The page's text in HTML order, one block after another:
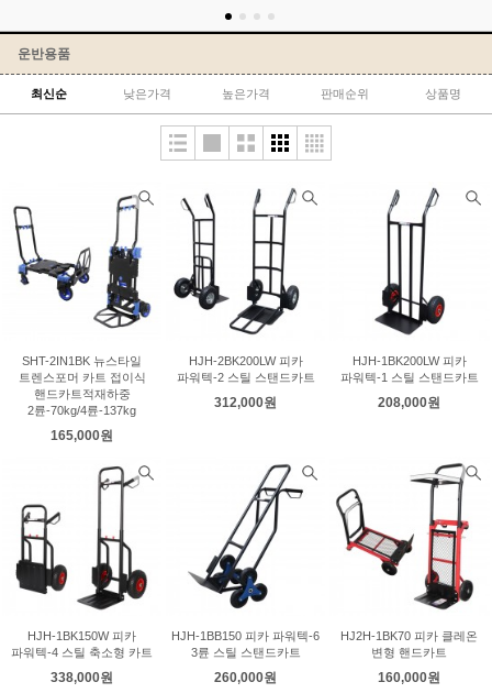
운반용품
최신순 낮은가격 높은가격 판매순위 상품명
SHT-2IN1BK 뉴스타일
트렌스포머 카트 접이식
핸드카트적재하중
2륜-70kg/4륜-137kg
165,000원
HJH-2BK200LW 피카
파워텍-2 스틸 스탠드카트
312,000원
HJH-1BK200LW 피카
파워텍-1 스틸 스탠드카트
208,000원
HJH-1BK150W 피카
파워텍-4 스틸 축소형 카트
338,000원
HJH-1BB150 피카 파워텍-6
3륜 스틸 스탠드카트
260,000원
HJ2H-1BK70 피카 클레온
변형 핸드카트
160,000원